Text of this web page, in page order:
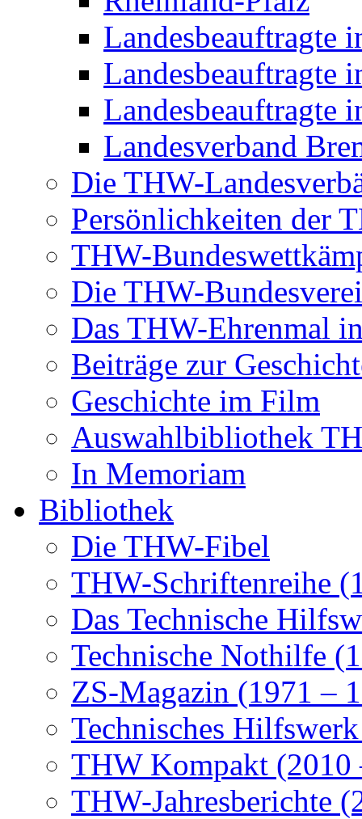
Landesbeauftragte
Landesbeauftragte
Landesbeauftragte
Landesverband
Die THW-
Persönlichkeiten der
THW-
Die THW-
Das THW-Ehrenmal
Beiträge zur
Geschichte im Film
Auswahlbibliothek
In Memoriam
Bibliothek
Die THW-Fibel
THW-Schriftenreihe
Das Technische
Technische Nothilfe
ZS-Magazin (1971 –
Technisches
THW Kompakt (2010
THW-Jahresberichte